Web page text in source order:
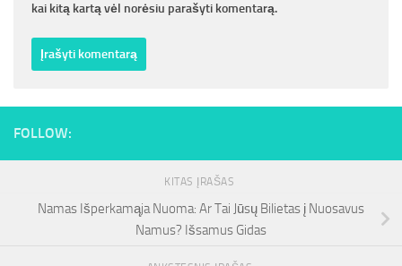
kai kitą kartą vėl norėsiu parašyti komentarą.
FOLLOW:
KITAS ĮRAŠAS
Namas Išperkamąja Nuoma: Ar Tai Jūsų Bilietas į Nuosavus
Namus? Išsamus Gidas